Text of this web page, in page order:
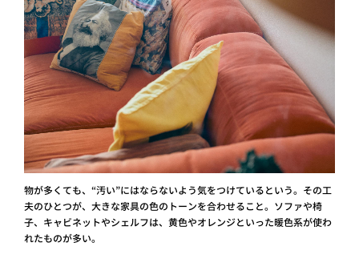
物が多くても、“汚い”にはならないよう気をつけているという。その工
夫のひとつが、大きな家具の色のトーンを合わせること。ソファや椅
子、キャビネットやシェルフは、黄色やオレンジといった暖色系が使わ
れたものが多い。